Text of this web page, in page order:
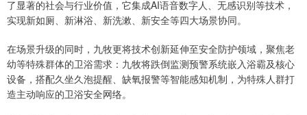
了显著的社会与行业价值，它集成AI语音数字人、无感识别等技术，
实现新如厕、新淋浴、新洗漱、新安全等四大场景协同。
在场景升级的同时，九牧更将技术创新延伸至安全防护领域，聚焦老
幼等特殊群体的卫浴需求：九牧将跌倒监测预警系统嵌入浴霸及核心
设备，搭配久坐久泡提醒、缺氧报警等智能感知机制，为特殊人群打
造主动响应的卫浴安全网络。